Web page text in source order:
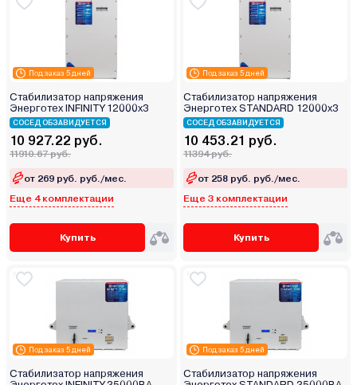
Под заказ 5 дней
Стабилизатор напряжения
Энерготех INFINITY 12000х3
СОСЕД ОБЗАВИДУЕТСЯ
10 927.22 руб.
11910.67 руб.
от 269 руб. руб./мес.
Еще 4 комплектации
Купить
Под заказ 5 дней
Стабилизатор напряжения
Энерготех STANDARD 12000х3
СОСЕД ОБЗАВИДУЕТСЯ
10 453.21 руб.
11394 руб.
от 258 руб. руб./мес.
Еще 3 комплектации
Купить
Под заказ 5 дней
Стабилизатор напряжения
Под заказ 5 дней
Стабилизатор напряжения